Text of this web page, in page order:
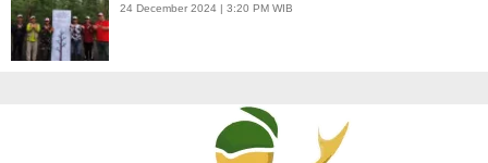
24 December 2024 | 3:20 PM WIB